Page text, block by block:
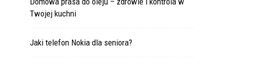
Twojej kuchni
Jaki telefon Nokia dla seniora?